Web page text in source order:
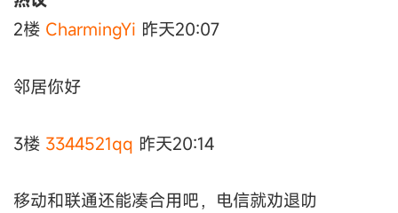
2楼 CharmingYi 昨天20:07
邻居你好
3楼 3344521qq 昨天20:14
移动和联通还能凑合用吧，电信就劝退叻